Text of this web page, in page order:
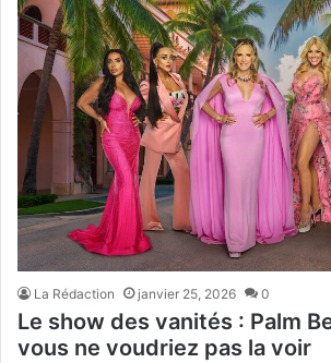
La Rédaction janvier 25, 2026 0
Le show des vanités : Palm
vous ne voudriez pas la voir